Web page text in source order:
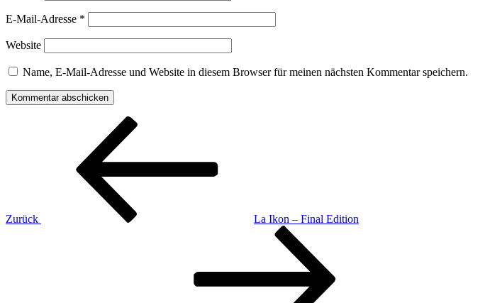
E-Mail-Adresse *
Website
Name, E-Mail-Adresse und Website in diesem Browser für meinen nächsten Kommentar speichern.
Beitragsnavigation
Zurück
La Ikon – Final Edition